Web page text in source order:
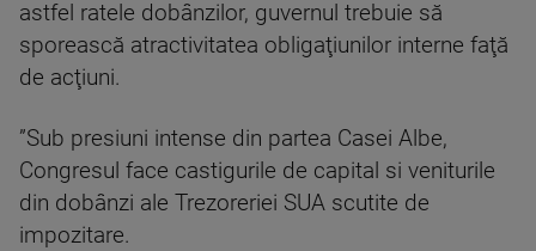
astfel ratele dobânzilor, guvernul trebuie să
sporească atractivitatea obligaţiunilor interne faţă
de acţiuni.
”Sub presiuni intense din partea Casei Albe,
Congresul face castigurile de capital si veniturile
din dobânzi ale Trezoreriei SUA scutite de
impozitare.